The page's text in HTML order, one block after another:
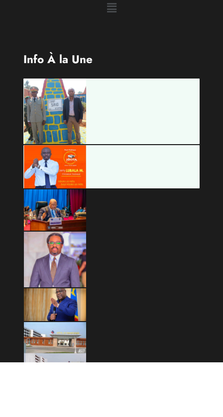
Copyright © 2026 Mashariki RDC | Fièrement Congolais